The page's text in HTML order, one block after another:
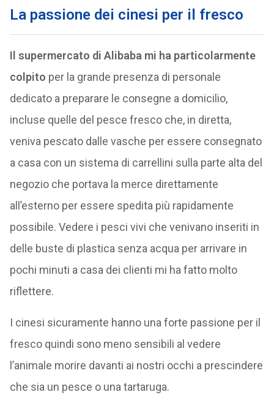
La passione dei cinesi per il fresco
Il supermercato di Alibaba mi ha particolarmente
colpito per la grande presenza di personale
dedicato a preparare le consegne a domicilio,
incluse quelle del pesce fresco che, in diretta,
veniva pescato dalle vasche per essere consegnato
a casa con un sistema di carrellini sulla parte alta del
negozio che portava la merce direttamente
all’esterno per essere spedita più rapidamente
possibile. Vedere i pesci vivi che venivano inseriti in
delle buste di plastica senza acqua per arrivare in
pochi minuti a casa dei clienti mi ha fatto molto
riflettere.
I cinesi sicuramente hanno una forte passione per il
fresco quindi sono meno sensibili al vedere
l’animale morire davanti ai nostri occhi a prescindere
che sia un pesce o una tartaruga.